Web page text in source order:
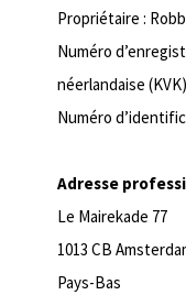
Propriétaire :
Numéro
néerlandaise
Numéro
Adresse
Le Mairekade 77
1013 CB
Pays-Bas